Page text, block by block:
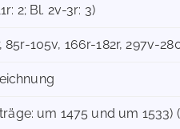
2; Bl. 2v-3r: 3)
85r-105v, 166r-182r, 297v-
um 1475 und um 1533)